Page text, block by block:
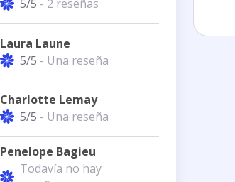
5/5 - 2 reseñas
Laura Laune
5/5 - Una reseña
Charlotte Lemay
5/5 - Una reseña
Penelope Bagieu
Todavía no hay